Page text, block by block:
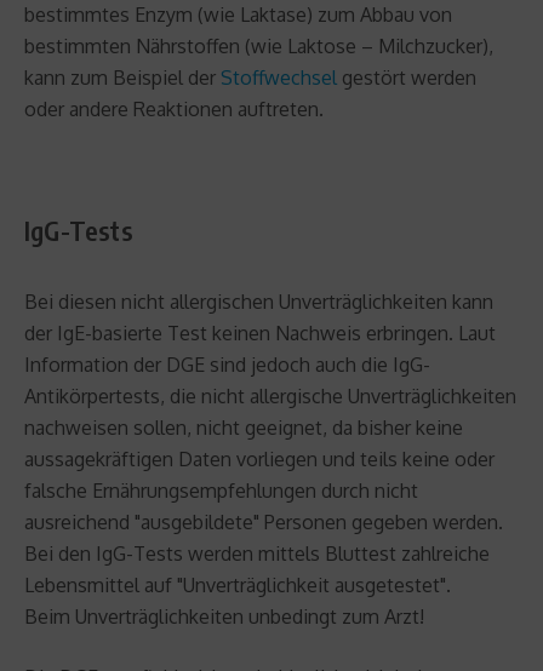
bestimmtes Enzym (wie Laktase) zum Abbau von
bestimmten Nährstoffen (wie Laktose – Milchzucker),
kann zum Beispiel der Stoffwechsel gestört werden
oder andere Reaktionen auftreten.
IgG-Tests
Bei diesen nicht allergischen Unverträglichkeiten kann
der IgE-basierte Test keinen Nachweis erbringen. Laut
Information der DGE sind jedoch auch die IgG-
Antikörpertests, die nicht allergische Unverträglichkeiten
nachweisen sollen, nicht geeignet, da bisher keine
aussagekräftigen Daten vorliegen und teils keine oder
falsche Ernährungsempfehlungen durch nicht
ausreichend "ausgebildete" Personen gegeben werden.
Bei den IgG-Tests werden mittels Bluttest zahlreiche
Lebensmittel auf "Unverträglichkeit ausgetestet".
Beim Unverträglichkeiten unbedingt zum Arzt!